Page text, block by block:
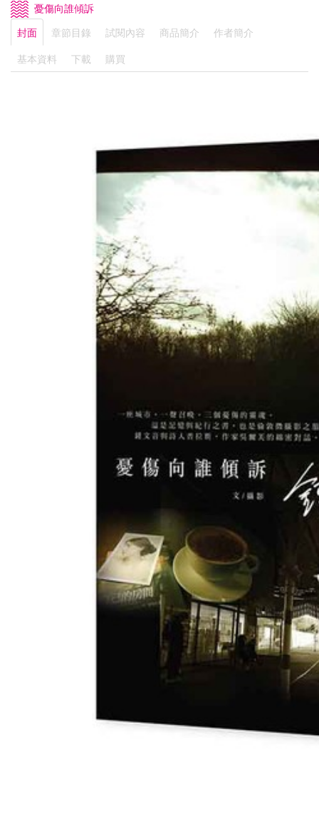
憂傷向誰傾訴
封面
章節目錄 試閱內容 商品簡介
作者簡介
基本資料
下載 購買